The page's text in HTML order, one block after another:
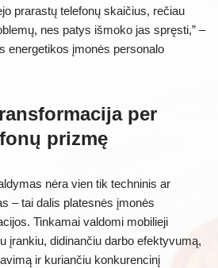
prarastų telefonų skaičius, rečiau
nes patys išmoko jas spręsti,” –
energetikos įmonės personalo
per
prizmę
nėra vien tik techninis ar
– tai dalis platesnės įmonės
Tinkamai valdomi mobilieji
įrankiu, didinančiu darbo efektyvumą,
ir kuriančiu konkurencinį